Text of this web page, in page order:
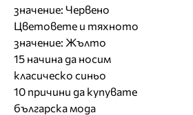
значение: Червено
Цветовете и тяхното
значение: Жълто
15 начина да носим
класическо синьо
10 причини да купувате
българска мода